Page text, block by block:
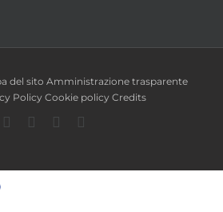
del sito Amministrazione trasparente
Policy Cookie policy Credits
Facebook
TwitterYouTube